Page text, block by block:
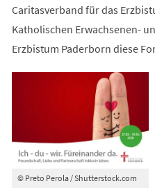
Caritasverband für das
Katholischen Erwachsenen-
Erzbistum Paderborn diese
© Preto Perola / Shutterstock.com